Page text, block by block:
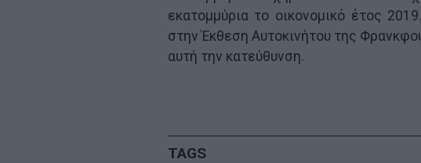
εκατομμύρια το οικονομικό έτος
στην Έκθεση Αυτοκινήτου της
αυτή την κατεύθυνση.
TAGS